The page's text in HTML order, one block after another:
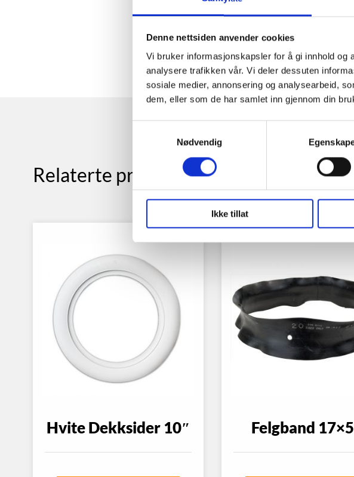
Denne nettsiden anvender cookies
Vi bruker informasjonskapsler for å gi innhold og
analysere trafikken vår. Vi deler dessuten
sosiale medier, annonsering og analysearbeid,
dem, eller som de har samlet inn gjennom din
Nødvendig
Ikke tillat
Relaterte produkter
Hvite Dekksider 10″ Felgband